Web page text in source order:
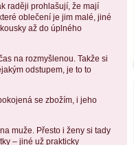
raději prohlašují, že mají
oblečení je jim malé, jiné
až do úplného
na rozmyšlenou. Takže si
odstupem, je to to
se zbožím, i jeho
muže. Přesto i ženy si tady
– jiné už prakticky